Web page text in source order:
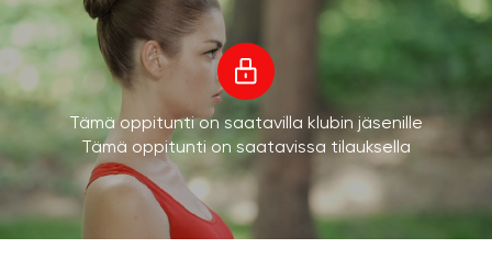
Tämä oppitunti on saatavilla klubin jäsenille
Tämä oppitunti on saatavissa tilauksella